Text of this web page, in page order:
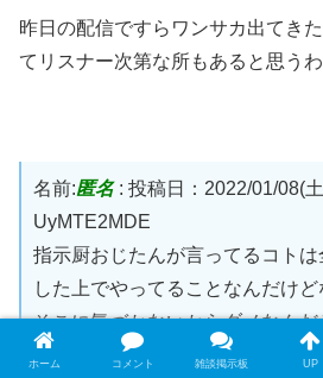
昨日の配信ですらワンサカ出てき
てリスナー次第な所もあると思うわ
名前:匿名: 投稿日：2022/01/08(
UyMTE2MDE
指示厨おじたんが言ってるコト
した上でやってることなんだけど
そこに気づかないからダメなんだ
ホーム コメント 雑談掲示板 UP